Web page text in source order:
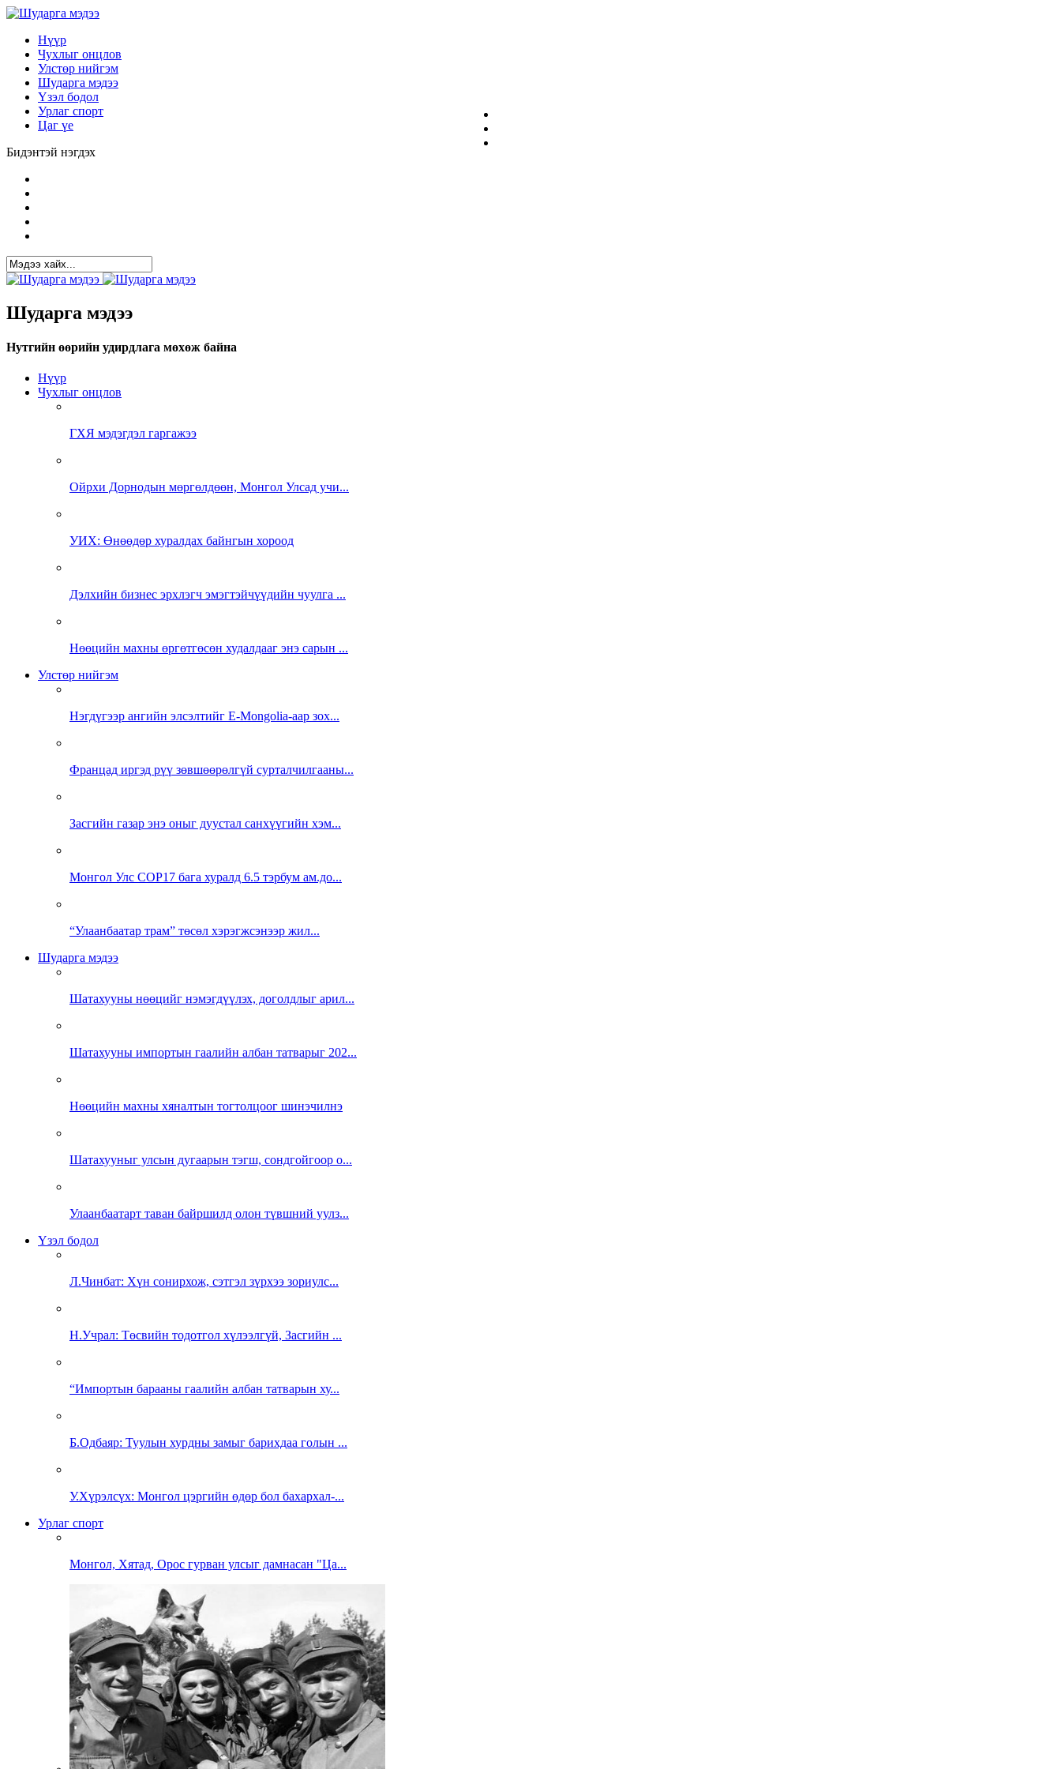
Нүүр
Чухлыг онцлов
Улстөр нийгэм
Шударга мэдээ
Үзэл бодол
Урлаг спорт
Цаг үе
Бидэнтэй нэгдэх
Шударга мэдээ
Нутгийн өөрийн удирдлага мөхөж байна
Нүүр
Чухлыг онцлов
ГХЯ мэдэгдэл гаргажээ
Ойрхи Дорнодын мөргөлдөөн, Монгол Улсад учи...
УИХ: Өнөөдөр хуралдах байнгын хороод
Дэлхийн бизнес эрхлэгч эмэгтэйчүүдийн чуулга ...
Нөөцийн махны өргөтгөсөн худалдааг энэ сарын ...
Улстөр нийгэм
Нэгдүгээр ангийн элсэлтийг E-Mongolia-аар зох...
Францад иргэд рүү зөвшөөрөлгүй сурталчилгааны...
Засгийн газар энэ оныг дуустал санхүүгийн хэм...
Монгол Улс COP17 бага хуралд 6.5 тэрбум ам.до...
“Улаанбаатар трам” төсөл хэрэгжсэнээр жил...
Шударга мэдээ
Шатахууны нөөцийг нэмэгдүүлэх, доголдлыг арил...
Шатахууны импортын гаалийн албан татварыг 202...
Нөөцийн махны хяналтын тогтолцоог шинэчилнэ
Шатахууныг улсын дугаарын тэгш, сондгойгоор о...
Улаанбаатарт таван байршилд олон түвшний уулз...
Үзэл бодол
Л.Чинбат: Хүн сонирхож, сэтгэл зүрхээ зориулс...
Н.Учрал: Төсвийн тодотгол хүлээлгүй, Засгийн ...
“Импортын барааны гаалийн албан татварын ху...
Б.Одбаяр: Туулын хурдны замыг барихдаа голын ...
У.Хүрэлсүх: Монгол цэргийн өдөр бол бахархал-...
Урлаг спорт
Монгол, Хятад, Орос гурван улсыг дамнасан "Ца...